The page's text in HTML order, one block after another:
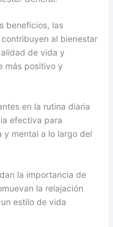
beneficios, las
al bienestar
de vida y
más positivo y
en la rutina diaria
efectiva para
y mental a lo largo del
la importancia de
la relajación
estilo de vida